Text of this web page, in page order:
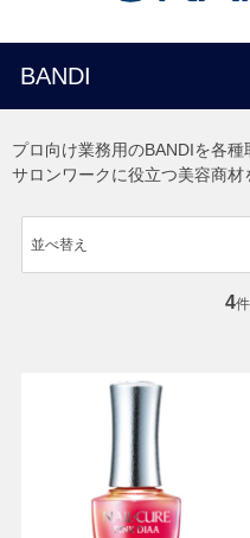
BANDI
プロ向け業務用のBANDIを各種
サロンワークに役立つ美容商材
並べ替え
4